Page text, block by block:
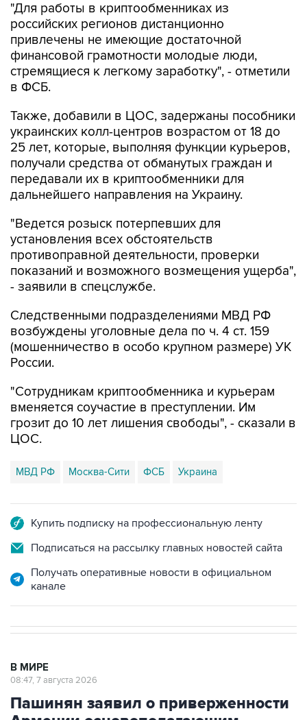
"Для работы в криптообменниках из
российских регионов дистанционно
привлечены не имеющие достаточной
финансовой грамотности молодые люди,
стремящиеся к легкому заработку", - отметили
в ФСБ.
Также, добавили в ЦОС, задержаны пособники
украинских колл-центров возрастом от 18 до
25 лет, которые, выполняя функции курьеров,
получали средства от обманутых граждан и
передавали их в криптообменники для
дальнейшего направления на Украину.
"Ведется розыск потерпевших для
установления всех обстоятельств
противоправной деятельности, проверки
показаний и возможного возмещения ущерба",
- заявили в спецслужбе.
Следственными подразделениями МВД РФ
возбуждены уголовные дела по ч. 4 ст. 159
(мошенничество в особо крупном размере) УК
России.
"Сотрудникам криптообменника и курьерам
вменяется соучастие в преступлении. Им
грозит до 10 лет лишения свободы", - сказали в
ЦОС.
МВД РФ Москва-Сити ФСБ Украина
Купить подписку на профессиональную ленту
Подписаться на рассылку главных новостей сайта
Получать оперативные новости в официальном
канале
В МИРЕ
08:47, 7 августа 2026
Пашинян заявил о приверженности